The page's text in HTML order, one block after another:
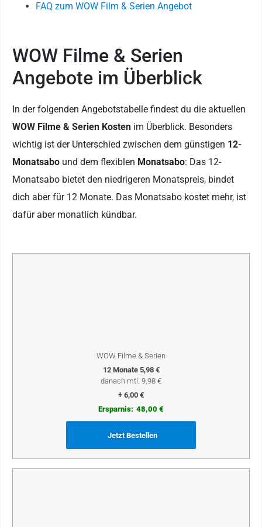
FAQ zum WOW Film & Serien Angebot
WOW Filme & Serien
Angebote im Überblick
In der folgenden Angebotstabelle findest du die aktuellen
WOW Filme & Serien Kosten im Überblick. Besonders
wichtig ist der Unterschied zwischen dem günstigen 12-
Monatsabo und dem flexiblen Monatsabo: Das 12-
Monatsabo bietet den niedrigeren Monatspreis, bindet
dich aber für 12 Monate. Das Monatsabo kostet mehr, ist
dafür aber monatlich kündbar.
WOW Filme & Serien
12 Monate 5,98 €
danach mtl. 9,98 €
+ 6,00 €
Ersparnis: 48,00 €
Jetzt Bestellen